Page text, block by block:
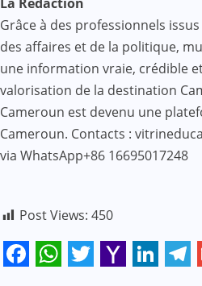
Grâce à des professionnels
des affaires et de la politique,
une information vraie, crédible
valorisation de la destination
Cameroun est devenu une
Cameroun. Contacts :
via WhatsApp+86 16695017248
Post Views: 450